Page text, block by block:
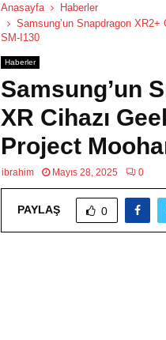
Anasayfa
Haberler
Samsung’un Snapdragon XR2+
SM-I130
Haberler
Samsung’un
XR Cihazı
Project
ibrahim Mayıs 28, 2025 0
PAYLAŞ 0